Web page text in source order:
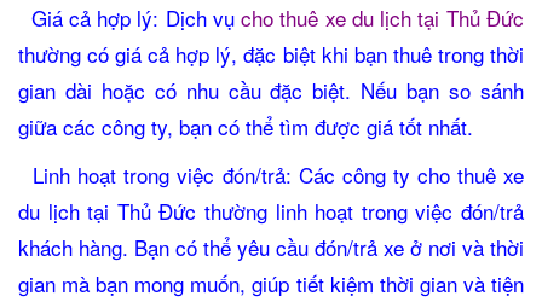
Giá cả hợp lý: Dịch vụcho thuê xe du lịch tại Thủ Đức
thường có giá cả hợp lý, đặc biệt khi bạn thuê trong thời
gian dài hoặc có nhu cầu đặc biệt. Nếu bạn so sánh
giữa các công ty, bạn có thể tìm được giá tốt nhất.
Linh hoạt trong việc đón/trả: Các công ty cho thuê xe
du lịch tại Thủ Đức thường linh hoạt trong việc đón/trả
khách hàng. Bạn có thể yêu cầu đón/trả xe ở nơi và thời
gian mà bạn mong muốn, giúp tiết kiệm thời gian và tiện